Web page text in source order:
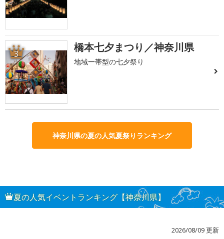
3 橋本七夕まつり／神奈川県
地域一帯型の七夕祭り
神奈川県の夏の人気夏祭りランキング
夏の人気イベントランキング【神奈川県】
2026/08/09 更新